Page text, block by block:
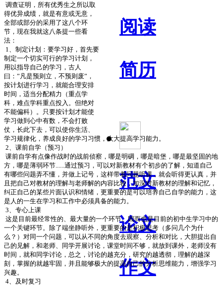
阅读
简历
范文
论文
作文
调查证明，所有优秀生之所以取
得优异成绩，就是有意或无意，
全部或部分的采用了这八个环
节，现在我就这八条提一些看
法：
1
、制定计划：要学习好，首先要
制定一个切实可行的学习计划，
用以指导自己的学习，古人
曰：”凡是预则立，不预则废”，
按计划进行学习，就能合理安排
时间，适当分配精力（重点学
科，难点学科重点投入。但绝对
不能偏科）。只要按计划才能使
学习做到心中有数，不会打败
仗，长此下去，可以使你生活、
学习规律化，养成良好的学习习惯，大大提高学习能力。
2 、课前自学（预习）
课前自学有点像作战时的战前侦察，哪是明碉，哪是暗堡，哪是最坚固的地
方，哪是薄弱环节
通过预习，可以对新教材有个初步的了解，知道自己
有哪些问题弄不懂，并做上记号，这样带着问题听课，就会听得更认真，并
且把自己对教材的理解与老师解的内容比较，加深对新教材的理解和记忆，
纠正自己的某些片面认识和情绪，更重要的是可以培养自己自学的能力，这
是人的一生在学习和工作中必须具备的能力。
3 、专心上课
这是目前最经常性的、最大量的一个环节。因而也是目前的初中生学习中的
一个关键环节。除了端坐静听外，更重要的是积极思考（多问几个为什
么？）对同一个问题，可以从不同的角度去观察、分析和对比，大胆提出自
己的见解，和老师、同学开展讨论，课堂时间不够，就放到课外，老师没有
时间，就和同学讨论，总之，讨论的越充分，研究的越透彻，理解的越深
刻，掌握的就越牢固，并且能够极大的提高自己的分析思维能力，增强学习
兴趣。
4 、及时复习